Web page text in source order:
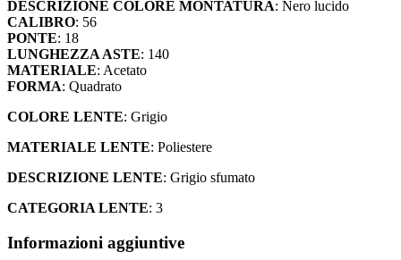
DESCRIZIONE COLORE MONTATURA: Nero lucido
CALIBRO: 56
PONTE: 18
LUNGHEZZA ASTE: 140
MATERIALE: Acetato
FORMA: Quadrato
COLORE LENTE: Grigio
MATERIALE LENTE: Poliestere
DESCRIZIONE LENTE: Grigio sfumato
CATEGORIA LENTE: 3
Informazioni aggiuntive